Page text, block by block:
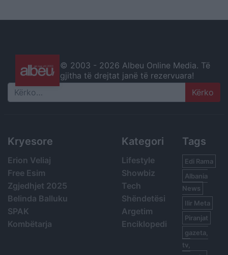
© 2003 - 2026 Albeu Online Media. Të
gjitha të drejtat janë të rezervuara!
Search
Kryesore
Erion Veliaj
Free Esim
Zgjedhjet 2025
Belinda Balluku
SPAK
Kombëtarja
Kategori
Lifestyle
Showbiz
Tech
Shëndetësi
Argetim
Enciklopedi
Tags
Edi Rama
Albania
News
Ilir Meta
Piranjat
gazeta,
tv,